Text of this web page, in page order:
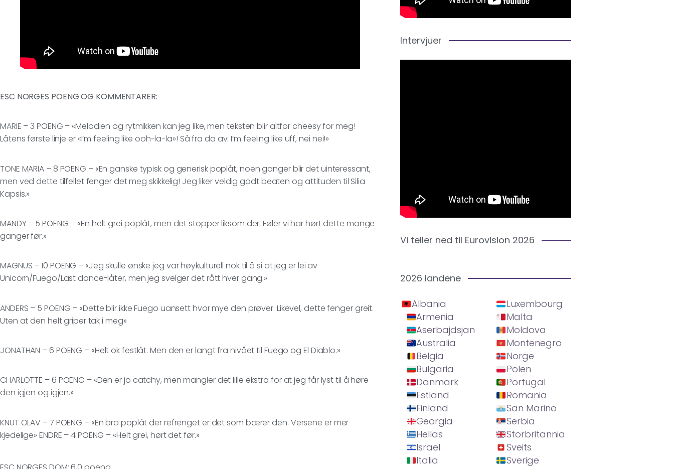
ESC NORGES POENG OG KOMMENTARER:
MARIE – 3 POENG – «Melodien og rytmikken kan jeg like, men teksten blir altfor cheesy for meg!
Låtens første linje er «I’m feeling like ooh-la-la»! Så fra da av: I’m feeling like uff, nei nei!»
TONE MARIA – 8 POENG – «En ganske typisk og generisk poplåt, noen ganger blir det uinteressant,
men ved dette tilfellet fenger det meg skikkelig! Jeg liker veldig godt beaten og attituden til Silia
Kapsis.»
MANDY – 5 POENG – «En helt grei poplåt, men det stopper liksom der. Føler vi har hørt dette mange
ganger før.»
MAGNUS – 10 POENG – «Jeg skulle ønske jeg var høykulturell nok til å si at jeg er lei av
Unicorn/Fuego/Last dance-låter, men jeg svelger det rått hver gang.»
ANDERS – 5 POENG – «Dette blir ikke Fuego uansett hvor mye den prøver. Likevel, dette fenger greit.
Uten at den helt griper tak i meg»
JONATHAN – 6 POENG – «Helt ok festlåt. Men den er langt fra nivået til Fuego og El Diablo.»
CHARLOTTE – 6 POENG – «Den er jo catchy, men mangler det lille ekstra for at jeg får lyst til å høre
den igjen og igjen.»
KNUT OLAV – 7 POENG – «En bra poplåt der refrenget er det som bærer den. Versene er mer
kjedelige» ENDRE – 4 POENG – «Helt grei, hørt det før.»
Intervjuer
Vi teller ned til Eurovision 2026
2026 landene
Albania
Armenia
Aserbajdsjan
Australia
Belgia
Bulgaria
Danmark
Estland
Finland
Georgia
Hellas
Israel
Italia
Luxembourg
Malta
Moldova
Montenegro
Norge
Polen
Portugal
Romania
San Marino
Serbia
Storbritannia
Sveits
Sverige